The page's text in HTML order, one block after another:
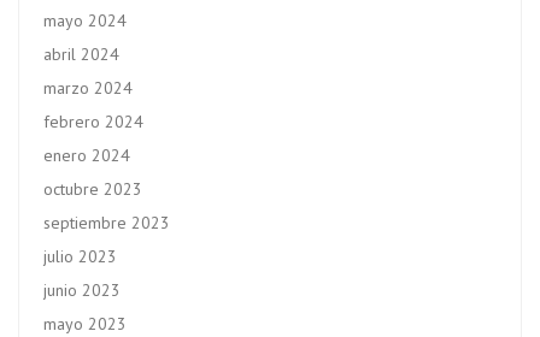
mayo 2024
abril 2024
marzo 2024
febrero 2024
enero 2024
octubre 2023
septiembre 2023
julio 2023
junio 2023
mayo 2023